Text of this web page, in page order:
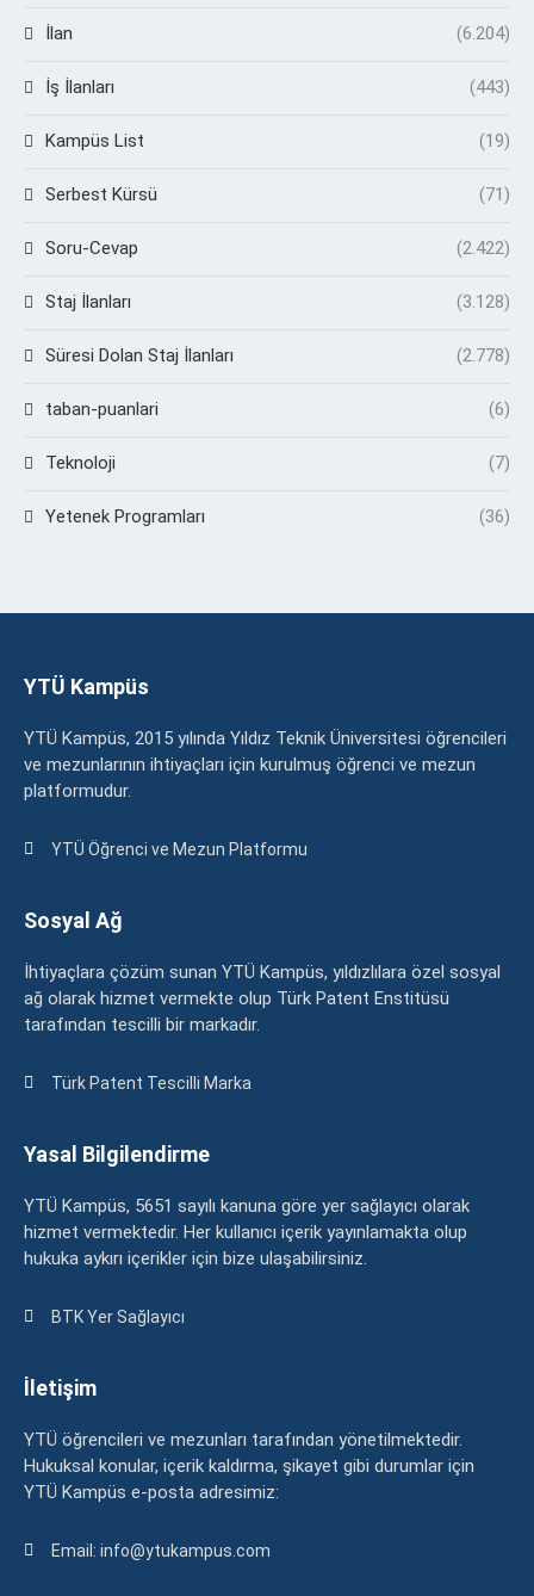
İlan (6.204)
İş İlanları (443)
Kampüs List (19)
Serbest Kürsü (71)
Soru-Cevap (2.422)
Staj İlanları (3.128)
Süresi Dolan Staj İlanları (2.778)
taban-puanlari (6)
Teknoloji (7)
Yetenek Programları (36)
YTÜ Kampüs
YTÜ Kampüs, 2015 yılında Yıldız Teknik Üniversitesi öğrencileri
ve mezunlarının ihtiyaçları için kurulmuş öğrenci ve mezun
platformudur.
YTÜ Öğrenci ve Mezun Platformu
Sosyal Ağ
İhtiyaçlara çözüm sunan YTÜ Kampüs, yıldızlılara özel sosyal
ağ olarak hizmet vermekte olup Türk Patent Enstitüsü
tarafından tescilli bir markadır.
Türk Patent Tescilli Marka
Yasal Bilgilendirme
YTÜ Kampüs, 5651 sayılı kanuna göre yer sağlayıcı olarak
hizmet vermektedir. Her kullanıcı içerik yayınlamakta olup
hukuka aykırı içerikler için bize ulaşabilirsiniz.
BTK Yer Sağlayıcı
İletişim
YTÜ öğrencileri ve mezunları tarafından yönetilmektedir.
Hukuksal konular, içerik kaldırma, şikayet gibi durumlar için
YTÜ Kampüs e-posta adresimiz:
Email: info@ytukampus.com